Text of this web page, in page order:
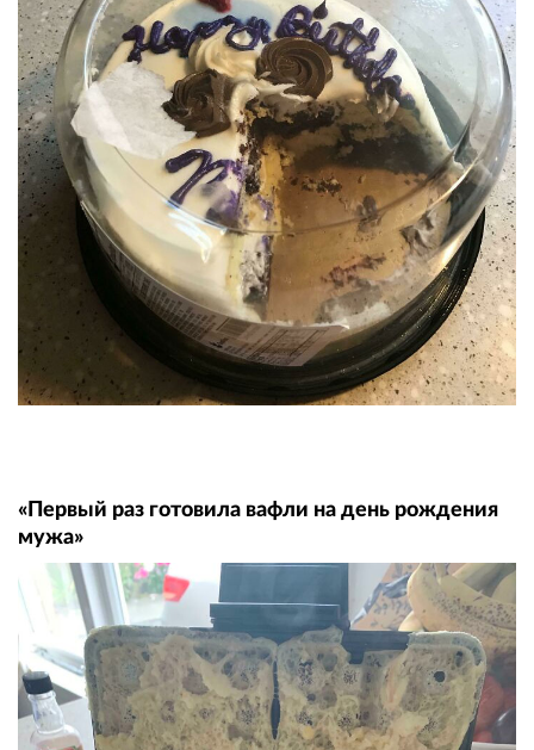
«Первый раз готовила вафли на день рождения
мужа»